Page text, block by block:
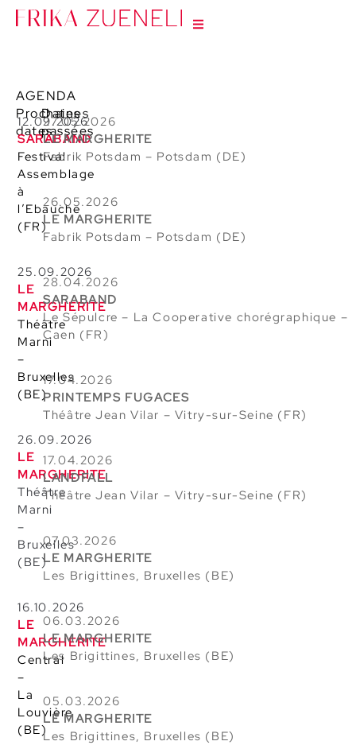
AGENDA
Prochaines
dates
12.09.2026
SARABAND
Festival
Assemblage
à
l’Ebauche
(FR)
25.09.2026
LE
MARGHERITE
Théâtre
Marni
–
Bruxelles
(BE)
26.09.2026
LE
MARGHERITE
Théâtre
Marni
–
Bruxelles
(BE)
16.10.2026
LE
MARGHERITE
Central
–
La
Louvière
(BE)
Dates
passées
27.05.2026
LE MARGHERITE
Fabrik Potsdam – Potsdam (DE)
26.05.2026
LE MARGHERITE
Fabrik Potsdam – Potsdam (DE)
28.04.2026
SARABAND
Le Sépulcre – La Cooperative chorégraphique –
Caen (FR)
17.04.2026
PRINTEMPS FUGACES
Théâtre Jean Vilar – Vitry-sur-Seine (FR)
17.04.2026
LANDFALL
Théâtre Jean Vilar – Vitry-sur-Seine (FR)
07.03.2026
LE MARGHERITE
Les Brigittines, Bruxelles (BE)
06.03.2026
LE MARGHERITE
Les Brigittines, Bruxelles (BE)
05.03.2026
LE MARGHERITE
Les Brigittines, Bruxelles (BE)